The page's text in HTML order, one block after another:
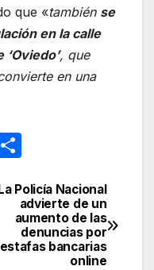
que «también se
en la calle
‘Oviedo’, que
en una
a
m
p
ar
La Policía Nacional
advierte de un
aumento de las
denuncias por
estafas bancarias
online